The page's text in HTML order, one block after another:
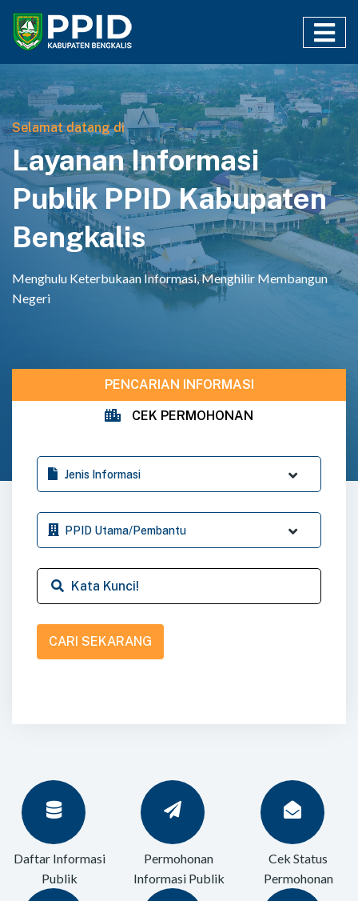
Selamat datang di
Layanan Informasi
Publik PPID Kabupaten
Bengkalis
Menghulu Keterbukaan Informasi, Menghilir Membangun
Negeri
PENCARIAN INFORMASI
CEK PERMOHONAN
CARI SEKARANG
Daftar Informasi
Publik
Permohonan
Informasi Publik
Cek Status
Permohonan